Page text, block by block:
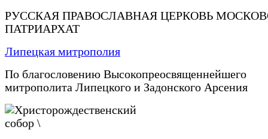
РУССКАЯ ПРАВОСЛАВНАЯ ЦЕРКОВЬ
ПАТРИАРХАТ
Липецкая митрополия
По благословению Высокопреосвященнейшего
митрополита Липецкого и Задонского Арсения